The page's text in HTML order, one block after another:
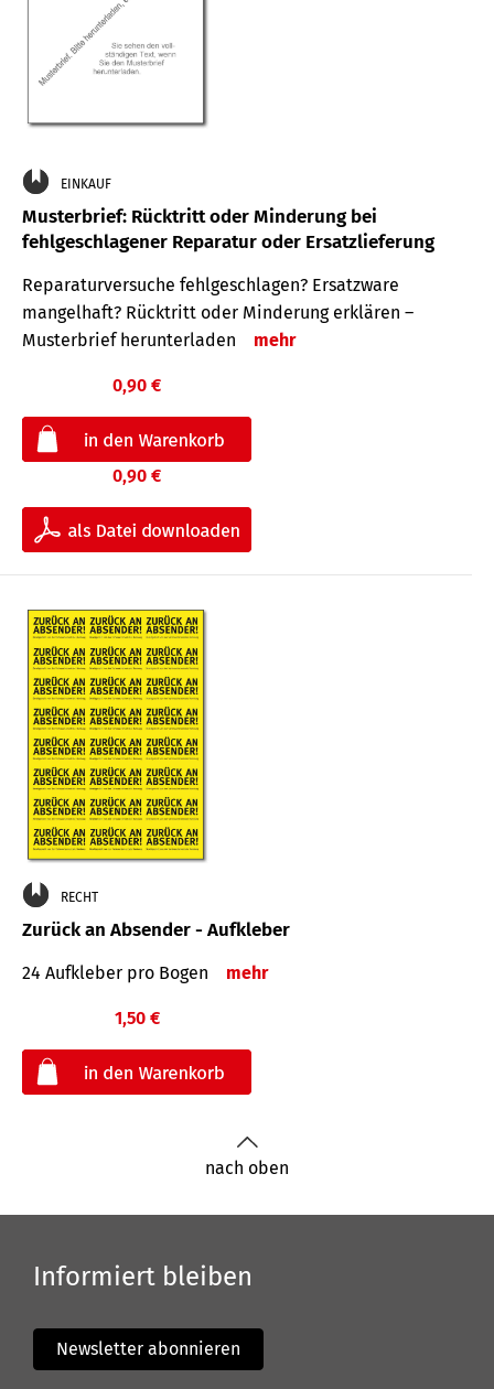
EINKAUF
Musterbrief: Rücktritt oder Minderung bei
fehlgeschlagener Reparatur oder Ersatzlieferung
Reparaturversuche fehlgeschlagen? Ersatzware
mangelhaft? Rücktritt oder Minderung erklären –
Musterbrief herunterladen
mehr
0,90 €
0,90 €
RECHT
Zurück an Absender - Aufkleber
24 Aufkleber pro Bogen mehr
1,50 €
nach oben
Informiert bleiben
Newsletter abonnieren